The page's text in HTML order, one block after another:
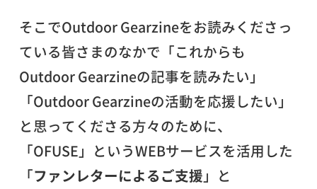
そこでOutdoor Gearzineをお読みくださっ
ている皆さまのなかで「これからも
Outdoor Gearzineの記事を読みたい」
「Outdoor Gearzineの活動を応援したい」
と思ってくださる方々のために、
「OFUSE」というWEBサービスを活用した
「ファンレターによるご支援 」と